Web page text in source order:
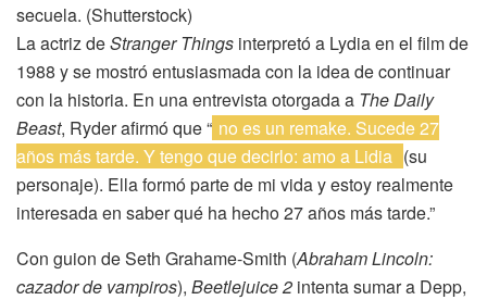
secuela. (Shutterstock)
La actriz deStranger Things interpretó a Lydia en el film de
1988 y se mostró entusiasmada con la idea de continuar
con la historia. En una entrevista otorgada a The Daily
Beast, Ryder afirmó que “ no es un remake. Sucede 27
años más tarde. Y tengo que decirlo: amo a Lidia (su
personaje). Ella formó parte de mi vida y estoy realmente
interesada en saber qué ha hecho 27 años más tarde.”
Con guion de Seth Grahame-Smith (Abraham Lincoln:
cazador de vampiros), Beetlejuice 2 intenta sumar a Depp,